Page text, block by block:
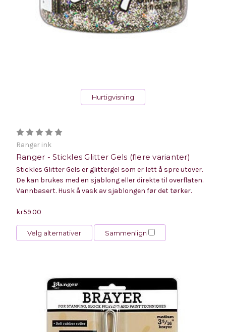
Hurtigvisning
Ranger ink
Ranger - Stickles Glitter Gels (flere varianter)
Stickles Glitter Gels er glittergel som er lett å spre utover.
De kan brukes med en sjablong eller direkte til overflaten.
Vannbasert. Husk å vask av sjablongen før det tørker.
kr59.00
Velg alternativer Sammenlign